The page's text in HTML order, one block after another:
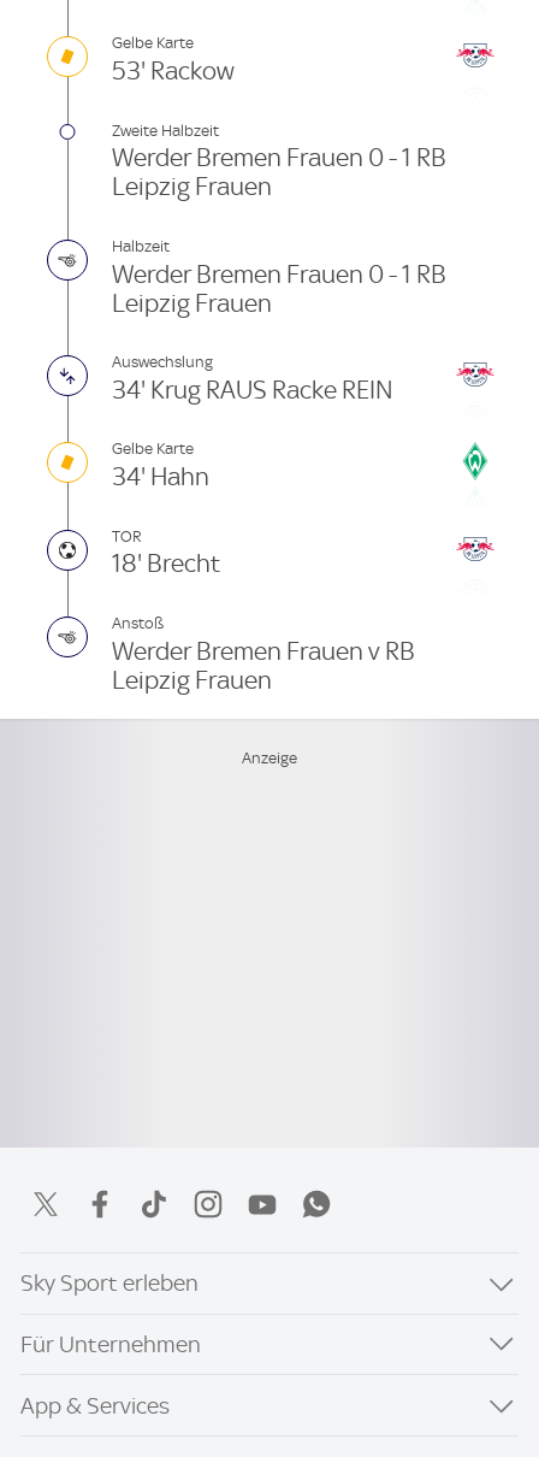
Gelbe Karte
53' Rackow
Zweite Halbzeit
Werder Bremen Frauen 0 - 1 RB
Leipzig Frauen
Halbzeit
Werder Bremen Frauen 0 - 1 RB
Leipzig Frauen
Auswechslung
34' Krug RAUS Racke REIN
Gelbe Karte
34' Hahn
TOR
18' Brecht
Anstoß
Werder Bremen Frauen v RB
Leipzig Frauen
Sky Sport erleben
Für Unternehmen
App & Services